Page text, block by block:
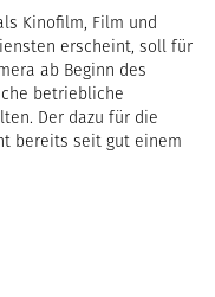
Kinofilm, Film und
erscheint, soll für
ab Beginn des
betriebliche
Der dazu für die
bereits seit gut einem